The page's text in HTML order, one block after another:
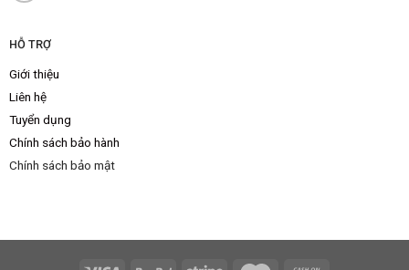
HỖ TRỢ
Giới thiệu
Liên hệ
Tuyển dụng
Chính sách bảo hành
Chính sách bảo mật